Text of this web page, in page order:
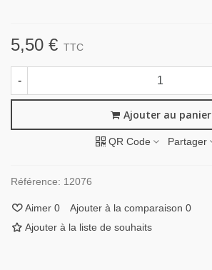
5,50 € TTC
-
Ajouter au panier
QR Code Partager
Référence: 12076
Aimer 0 Ajouter à la comparaison 0
Ajouter à la liste de souhaits